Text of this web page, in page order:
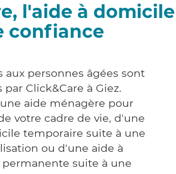
l'aide à domicile
confiance
aux personnes âgées sont
par Click&Care à Giez.
aide ménagère pour
votre cadre de vie, d'une
temporaire suite à une
ou d'une aide à
suite à une